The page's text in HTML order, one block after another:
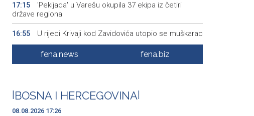
17:15
'Pekijada' u Varešu okupila 37 ekipa iz četiri
države regiona
16:55 U rijeci Krivaji kod Zavidovića utopio se muškarac
Otvorena džamija u Milatkovićima kod Čajniča
fena.news fena.biz
BOSNA I HERCEGOVINA
08.08.2026 17:26